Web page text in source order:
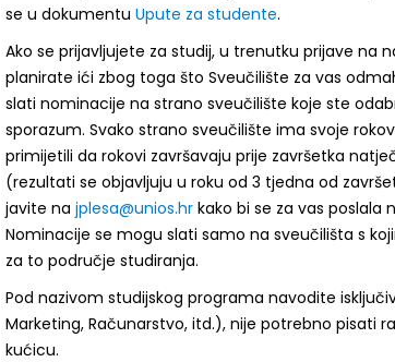
se u dokumentu Upute za studente.
Ako se prijavljujete za studij, u trenutku prijave na
planirate ići zbog toga što Sveučilište za vas
slati nominacije na strano sveučilište koje ste
sporazum. Svako strano sveučilište ima svoje
primijetili da rokovi završavaju prije završetka
(rezultati se objavljuju u roku od 3 tjedna od
javite na jplesa@unios.hrkako bi se za vas poslala
Nominacije se mogu slati samo na sveučilišta s
za to područje studiranja.
Pod nazivom studijskog programa navodite
Marketing, Računarstvo, itd.), nije potrebno pisati
kućicu.